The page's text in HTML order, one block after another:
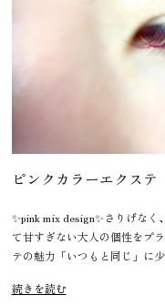
ピンクカラーエクステ
✨pink mix design✨さりげな
て甘すぎない大人の個性をプ
テの魅力「いつもと同じ」に
続きを読む